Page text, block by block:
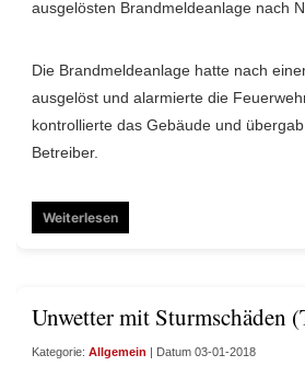
ausgelösten Brandmeldeanlage nach
Die Brandmeldeanlage hatte nach
ausgelöst und alarmierte die
kontrollierte das Gebäude und
Betreiber.
Weiterlesen
Unwetter mit Sturmschäden
Kategorie: Allgemein | Datum 03-01-2018